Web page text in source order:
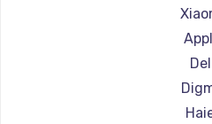
Ремонт
Ремонт
Ремонт
Ремонт
Ремонт